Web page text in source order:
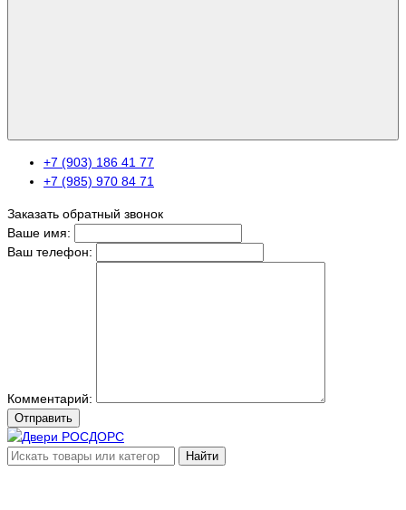
+7 (903) 186 41 77
+7 (985) 970 84 71
Заказать обратный звонок
Ваше имя:
Ваш телефон:
Комментарий:
Отправить
Найти